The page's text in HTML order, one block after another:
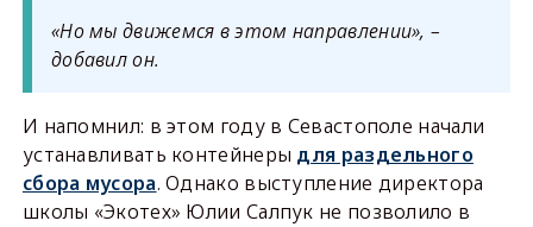
«Но мы движемся в этом направлении», –
добавил он.
И напомнил: в этом году в Севастополе начали
устанавливать контейнеры для раздельного
сбора мусора. Однако выступление директора
школы «Экотех» Юлии Салпук не позволило в